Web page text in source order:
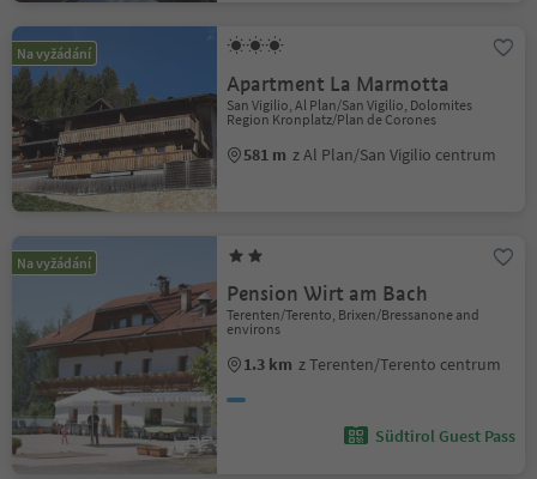
Na vyžádání
Apartment La Marmotta
San Vigilio, Al Plan/San Vigilio, Dolomites
Region Kronplatz/Plan de Corones
581 m z Al Plan/San Vigilio centrum
Na vyžádání
Pension Wirt am Bach
Terenten/Terento, Brixen/Bressanone and
environs
1.3 km z Terenten/Terento centrum
Südtirol Guest Pass